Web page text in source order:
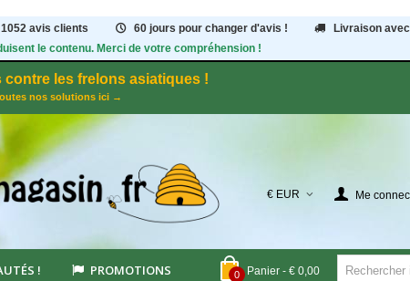
1052avis clients 60 jours pour changer d'avis !
Livraison
le contenu. Merci de votre compréhension !
contre les frelons asiatiques !
nos solutions ici →
€ EUR Me
0 Panier - € 0,00
! PROMOTIONS